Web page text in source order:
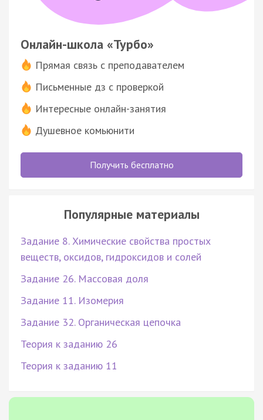
Онлайн-школа «Турбо»
Прямая связь с преподавателем
Письменные дз с проверкой
Интересные онлайн-занятия
Душевное комьюнити
Получить бесплатно
Популярные материалы
Задание 8. Химические свойства простых
веществ, оксидов, гидроксидов и солей
Задание 26. Массовая доля
Задание 11. Изомерия
Задание 32. Органическая цепочка
Теория к заданию 26
Теория к заданию 11